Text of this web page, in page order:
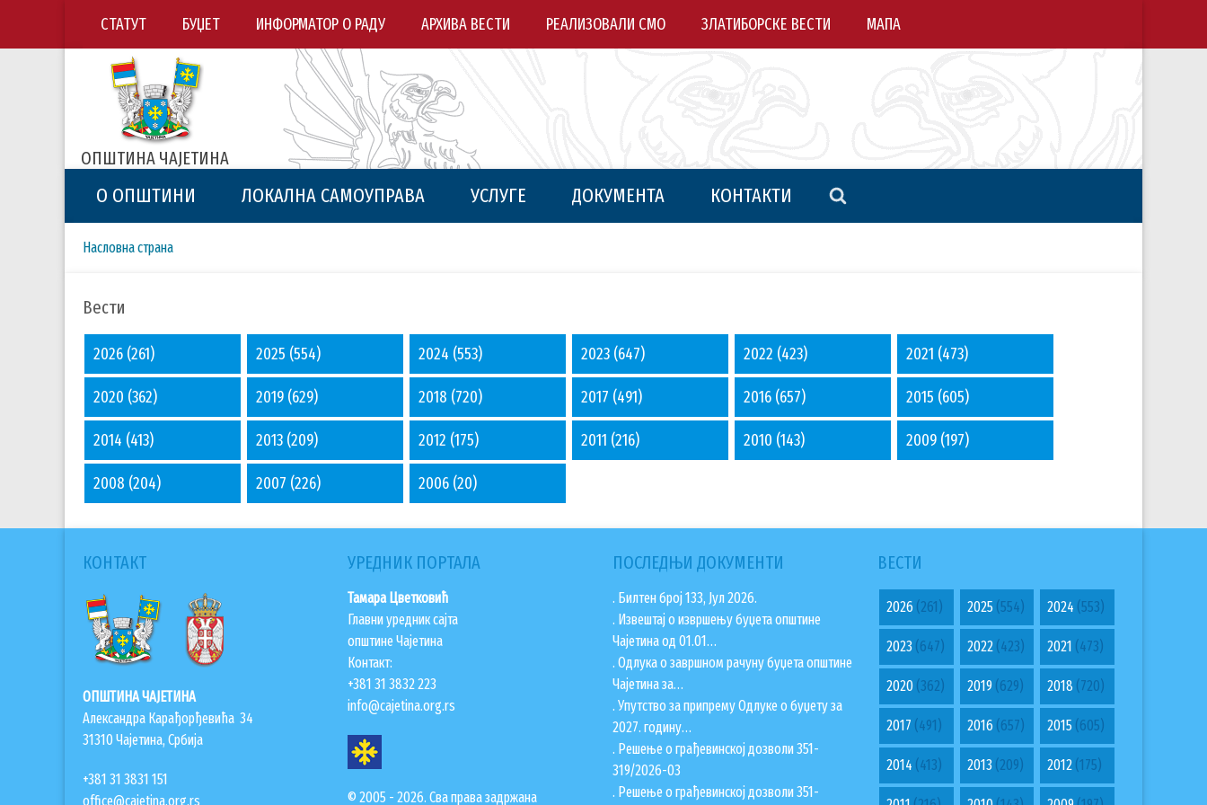
СТАТУТ БУЏЕТ ИНФОРМАТОР О РАДУ АРХИВА ВЕСТИ РЕАЛИЗОВАЛИ СМО ЗЛАТИБОРСКЕ ВЕСТИ МАПА
ОПШТИНА ЧАЈЕТИНА
О ОПШТИНИ ЛОКАЛНА САМОУПРАВА УСЛУГЕ ДОКУМЕНТА КОНТАКТИ
Breadcrumbs
You
Насловна страна
Вести
2026 (261) 2025 (554) 2024 (553) 2023 (647) 2022 (423) 2021 (473)
2020 (362) 2019 (629) 2018 (720) 2017 (491) 2016 (657) 2015 (605)
2014 (413) 2013 (209) 2012 (175) 2011 (216) 2010 (143) 2009 (197)
2008 (204) 2007 (226) 2006 (20)
КОНТАКТ
ОПШТИНА ЧАЈЕТИНА
Александра Карађорђевића 34
31310 Чајетина, Србија
+381 31 3831 151
office@cajetina.org.rs
УРЕДНИК ПОРТАЛА
Тамара Цветковић
Главни уредник сајта
општине Чајетина
Контакт:
+381 31 3832 223
info@cajetina.org.rs
© 2005 - 2026. Сва права задржана
ПОСЛЕДЊИ ДОКУМЕНТИ
. Билтен број 133, Јул 2026.
. Извештај о извршењу буџета општине
Чајетина од 01.01…
. Одлука о завршном рачуну буџета општине
Чајетина за…
. Упутство за припрему Одлуке о буџету за
2027. годину…
. Решење о грађевинској дозволи 351-
319/2026-03
. Решење о грађевинској дозволи 351-
ВЕСТИ
2026 (261) 2025(554) 2024 (553)
2023 (647) 2022(423) 2021 (473)
2020 (362) 2019(629) 2018 (720)
2017 (491) 2016(657) 2015 (605)
2014 (413) 2013(209) 2012 (175)